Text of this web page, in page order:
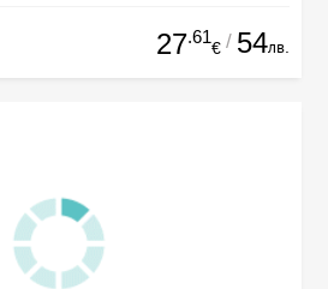
27.61
€ / 54лв.